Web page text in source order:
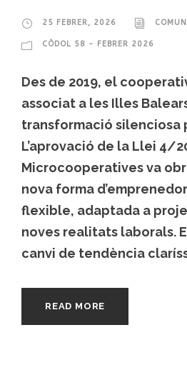
25 FEBRER, 2026
CÒDOL 58 - FEBRER 2026
Des de 2019, el
associat a les Illes
transformació silenciosa
L’aprovació de la Llei 4/
Microcooperatives va
nova forma
flexible, adaptada a
noves realitats laborals.
canvi de tendència
READ MORE